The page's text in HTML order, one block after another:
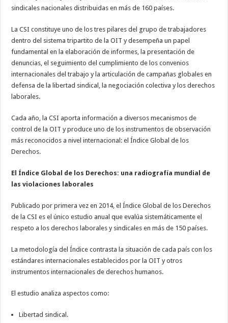
sindicales nacionales distribuidas en más de 160 países.
La CSI constituye uno de los tres pilares del grupo de trabajadores
dentro del sistema tripartito de la OIT y desempeña un papel
fundamental en la elaboración de informes, la presentación de
denuncias, el seguimiento del cumplimiento de los convenios
internacionales del trabajo y la articulación de campañas globales en
defensa de la libertad sindical, la negociación colectiva y los derechos
laborales.
Cada año, la CSI aporta información a diversos mecanismos de
control de la OIT y produce uno de los instrumentos de observación
más reconocidos a nivel internacional: el Índice Global de los
Derechos.
El Índice Global de los Derechos: una radiografía mundial de
las violaciones laborales
Publicado por primera vez en 2014, el Índice Global de los Derechos
de la CSI es el único estudio anual que evalúa sistemáticamente el
respeto a los derechos laborales y sindicales en más de 150 países.
La metodología del Índice contrasta la situación de cada país con los
estándares internacionales establecidos por la OIT y otros
instrumentos internacionales de derechos humanos.
El estudio analiza aspectos como:
Libertad sindical.